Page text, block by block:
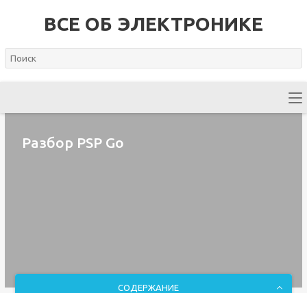
ВСЕ ОБ ЭЛЕКТРОНИКЕ
Разбор PSP Go
СОДЕРЖАНИЕ